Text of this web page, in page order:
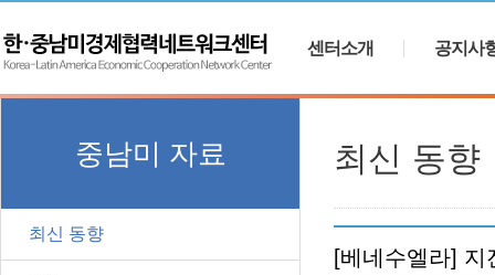
센터소개 공지사
중남미 자료
최신 동향
최신 동향
[베네수엘라]